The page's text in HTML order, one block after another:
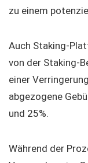
zu einem
Auch Staking-
von der Staking-
einer
abgezogene
und 25%.
Während der